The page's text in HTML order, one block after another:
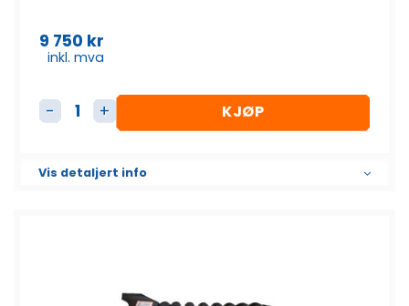
9 750 kr
inkl. mva
Beltestrammer komplett antall
KJØP
Vis detaljert info